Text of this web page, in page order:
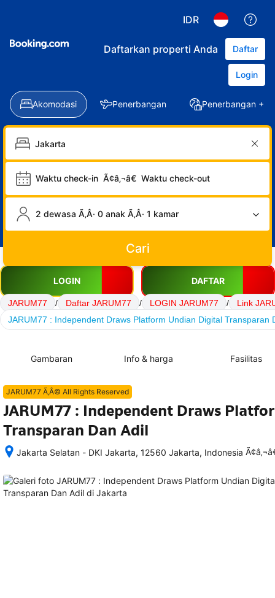
IDR
Daftarkan properti Anda Daftar
Login
Akomodasi Penerbangan Penerbangan +
Waktu check-in Ã¢â‚¬â€ Waktu check-out
2 dewasa Ã‚Â· 0 anak Ã‚Â· 1 kamar
Cari
LOGIN DAFTAR
JARUM77 / Daftar JARUM77 / LOGIN JARUM77 /
Link
JARUM77 : Independent Draws Platform Undian Digital Transparan
Gambaran Info & harga Fasilitas
JARUM77 Ã‚Â© All Rights Reserved
JARUM77 : Independent Draws
Transparan Dan Adil
Jakarta Selatan - DKI Jakarta, 12560 Jakarta, Indonesia
memesan,
rincian